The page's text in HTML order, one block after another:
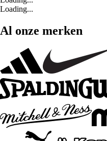
Loading...
Al onze merken